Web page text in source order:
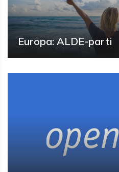
Europa: ALDE-parti